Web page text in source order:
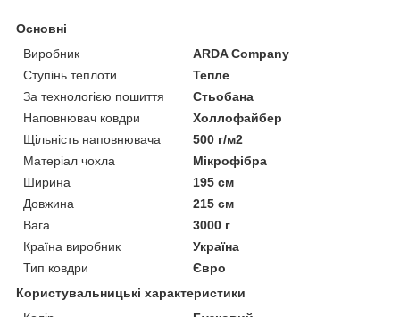
Основні
Виробник
ARDA Company
Ступінь теплоти
Тепле
За технологією пошиття
Стьобана
Наповнювач ковдри
Холлофайбер
Щільність наповнювача
500 г/м2
Матеріал чохла
Мікрофібра
Ширина
195 см
Довжина
215 см
Вага
3000 г
Країна виробник
Україна
Тип ковдри
Євро
Користувальницькі характеристики